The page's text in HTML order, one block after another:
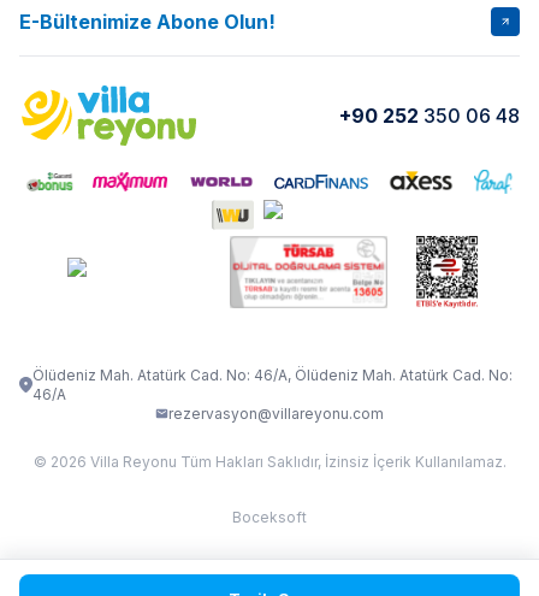
İptal Şartları Banka Hesapları
Kurumsal Blog
Yorumlar Nasıl Kiralarım
VİLLA SALKIM VİLLA SLAY 1
VİLLA OLENNA 1 VİLLA MERT
VILLA ADRIMA 1
VİLLA TİAMO VİLLA ZEYTİN DALI
VILLA ELMALI
E-Bültenimize Abone Olun!
+90 252 350 06 48
Ölüdeniz Mah. Atatürk Cad. No: 46/A, Ölüdeniz Mah. Atatürk Cad. No:
46/A
rezervasyon@villareyonu.com
© 2026 Villa Reyonu Tüm Hakları Saklıdır, İzinsiz İçerik Kullanılamaz.
Boceksoft
Fethiye Kas Kalkan 2